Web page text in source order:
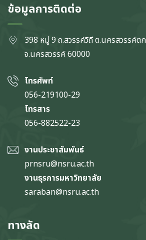
ข้อมูลการติดต่อ
398 หมู่ 9 ถ.สวรรค์วิถี ต.นครสวรรค์ตก
จ.นครสวรรค์60000
โทรศัพท์
056-219100-29
โทรสาร
056-882522-23
งานประชาสัมพันธ์
prnsru@nsru.ac.th
งานธุรการมหาวิทยาลัย
saraban@nsru.ac.th
ทางลัด